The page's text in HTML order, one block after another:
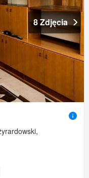
8 Zdjęcia